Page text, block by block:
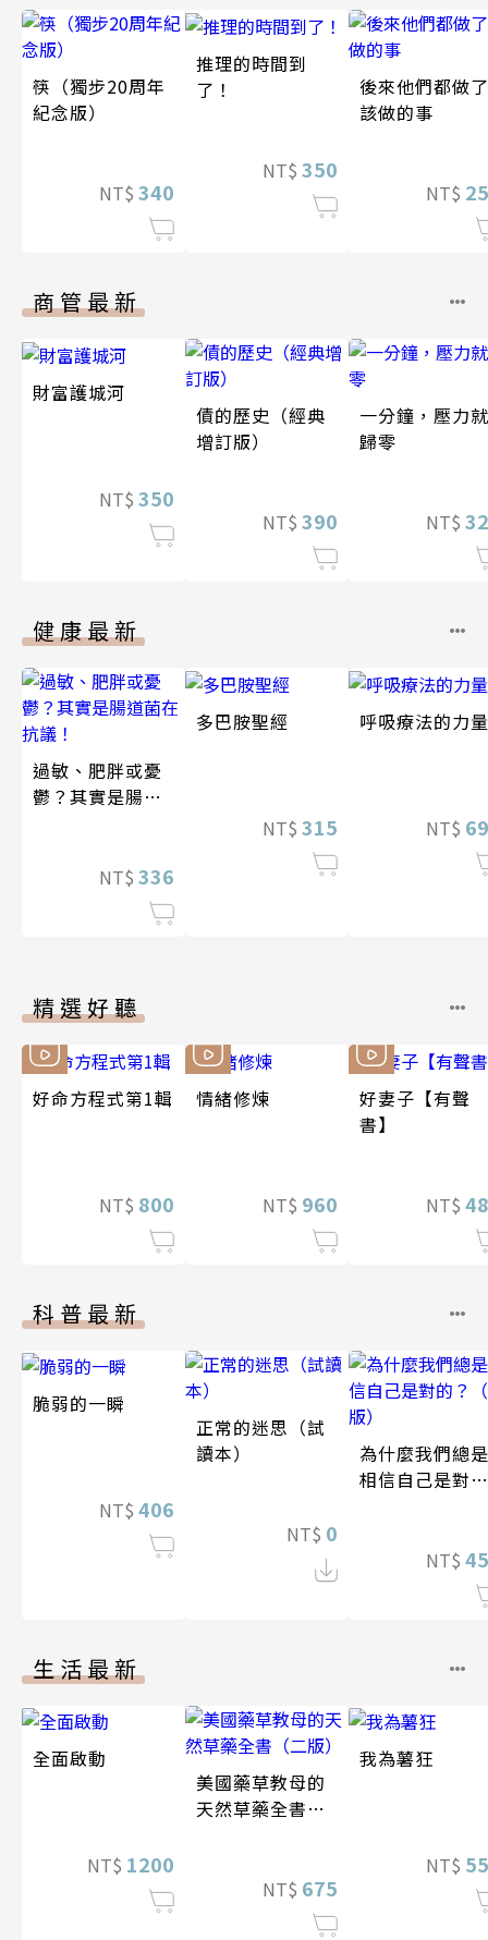
筷（獨步20周年
紀念版）
NT$ 340
推理的時間到
了！
NT$ 350
後來他們都做了
該做的事
NT$
商管最新
財富護城河
NT$ 350
債的歷史（經典
增訂版）
NT$ 390
一分鐘，壓力就
歸零
NT$
健康最新
過敏、肥胖或憂
鬱？其實是腸道
NT$ 336
多巴胺聖經
NT$ 315
呼吸療法的力量
NT$
精選好聽
好命方程式第1輯
NT$ 800
情緒修煉
NT$ 960
好妻子【有聲
書】
NT$
科普最新
脆弱的一瞬
NT$ 406
正常的迷思（試
讀本）
NT$ 0
為什麼我們總是
相信自己是對
NT$
生活最新
全面啟動
NT$ 1200
美國藥草教母的
天然草藥全書
NT$ 675
我為薯狂
NT$